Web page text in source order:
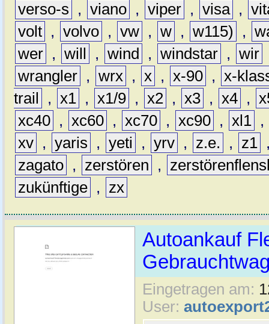
verso-s
, viano , viper , visa ,
volt , volvo , vw , w , w115) ,
wer , will , wind , windstar , wir
wrangler , wrx , x , x-90 , x-
trail
, x1 , x1/9 , x2 , x3 , x4 ,
xc40 , xc60 , xc70 , xc90 , xl1 ,
xv , yaris , yeti , yrv , z.e. , z1
zagato , zerstören ,
zukünftige , zx
Autoankauf
Eingetragen am:
User: